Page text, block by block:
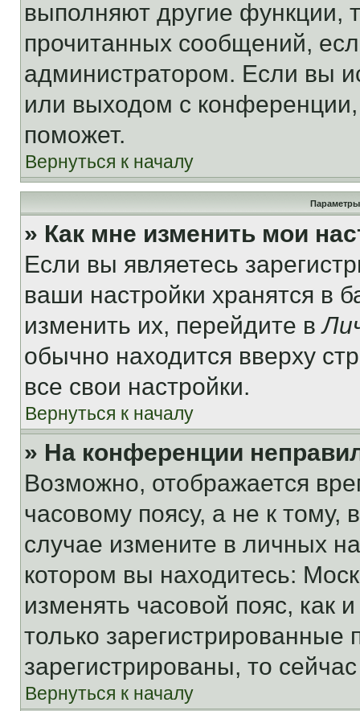
выполняют другие функции,
прочитанных сообщений,
администратором. Если вы
или выходом с
поможет.
Вернуться к началу
Параметры
» Как мне изменить мои
Если вы являетесь
ваши настройки хранятся в
изменить их, перейдите в
обычно находится вверху
все свои настройки.
Вернуться к началу
» На конференции
Возможно, отображается
часовому поясу, а не к тому,
случае измените в личных
котором вы находитесь:
изменять часовой пояс, как
только
зарегистрированы, то
Вернуться к началу